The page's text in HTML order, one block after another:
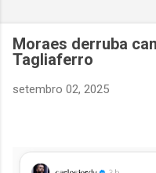
Moraes derruba
Tagliaferro
setembro 02, 2025